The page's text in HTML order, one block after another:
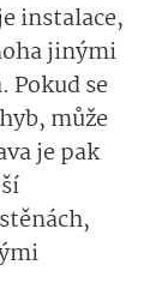
instalace,
jinými
se
může
je pak